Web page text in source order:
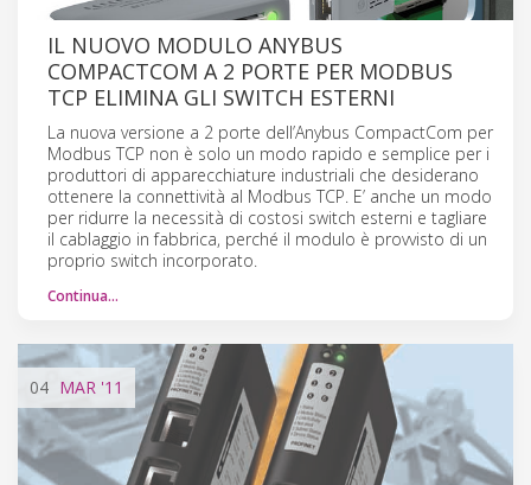
IL NUOVO MODULO ANYBUS
COMPACTCOM A 2 PORTE PER MODBUS
TCP ELIMINA GLI SWITCH ESTERNI
La nuova versione a 2 porte dell’Anybus CompactCom per
Modbus TCP non è solo un modo rapido e semplice per i
produttori di apparecchiature industriali che desiderano
ottenere la connettività al Modbus TCP. E’ anche un modo
per ridurre la necessità di costosi switch esterni e tagliare
il cablaggio in fabbrica, perché il modulo è provvisto di un
proprio switch incorporato.
Continua…
04 MAR '11